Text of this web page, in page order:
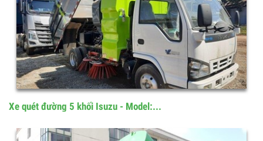
Xe quét rác hút bụi đường 10 khối Dongfeng